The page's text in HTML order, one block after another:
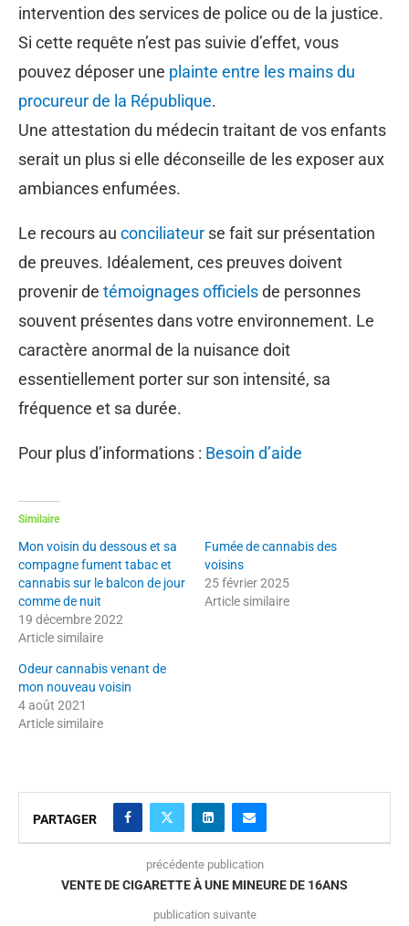
intervention des services de police ou de la justice.
Si cette requête n’est pas suivie d’effet, vous
pouvez déposer une plainte entre les mains du
procureur de la République.
Une attestation du médecin traitant de vos enfants
serait un plus si elle déconseille de les exposer aux
ambiances enfumées.
Le recours au conciliateur se fait sur présentation
de preuves. Idéalement, ces preuves doivent
provenir de témoignages officielsde personnes
souvent présentes dans votre environnement. Le
caractère anormal de la nuisance doit
essentiellement porter sur son intensité, sa
fréquence et sa durée.
Pour plus d’informations : Besoin d’aide
Similaire
Mon voisin du dessous et sa
compagne fument tabac et
cannabis sur le balcon de jour
comme de nuit
19 décembre 2022
Article similaire
Fumée de cannabis des
voisins
25 février 2025
Article similaire
Odeur cannabis venant de
mon nouveau voisin
4 août 2021
Article similaire
PARTAGER
précédente publication
VENTE DE CIGARETTE À UNE MINEURE DE 16ANS
publication suivante